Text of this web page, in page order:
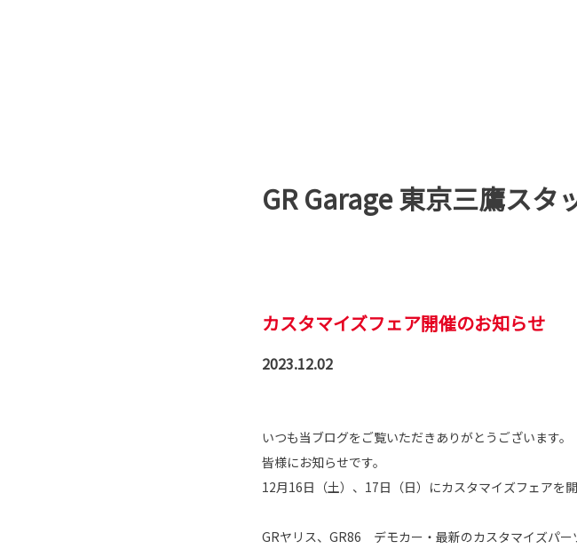
GR Garage 東京三鷹スタ
カスタマイズフェア開催のお知らせ
2023.12.02
いつも当ブログをご覧いただきありがとうございます。
皆様にお知らせです。
12月16日（土）、17日（日）にカスタマイズフェアを開
GRヤリス、GR86 デモカー・最新のカスタマイズパ